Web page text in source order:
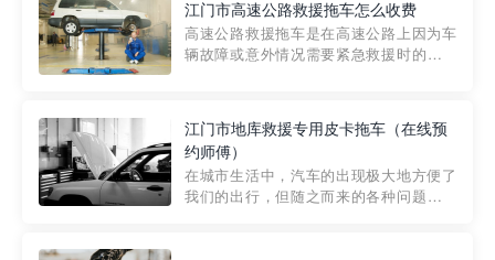
细解析一下市区事故救援拖车的收费标
准，以及在选用拖车服务时应注...
江门市高速公路救援拖车怎么收费
高速公路救援拖车是在高速公路上因为车
辆故障或意外情况需要紧急救援时的必备
路救援拖车的收费标准是由当地交通管理
部门制定的。起步价通...
江门市地库救援专用皮卡拖车（在线预
约师傅）
在城市生活中，汽车的出现极大地方便了
我们的出行，但随之而来的各种问题也让